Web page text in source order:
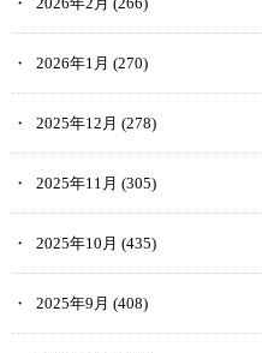
2026年1月 (270)
2025年12月 (278)
2025年11月 (305)
2025年10月 (435)
2025年9月 (408)